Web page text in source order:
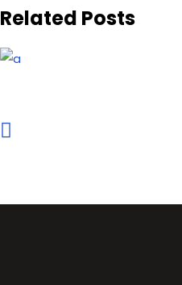
Related Posts